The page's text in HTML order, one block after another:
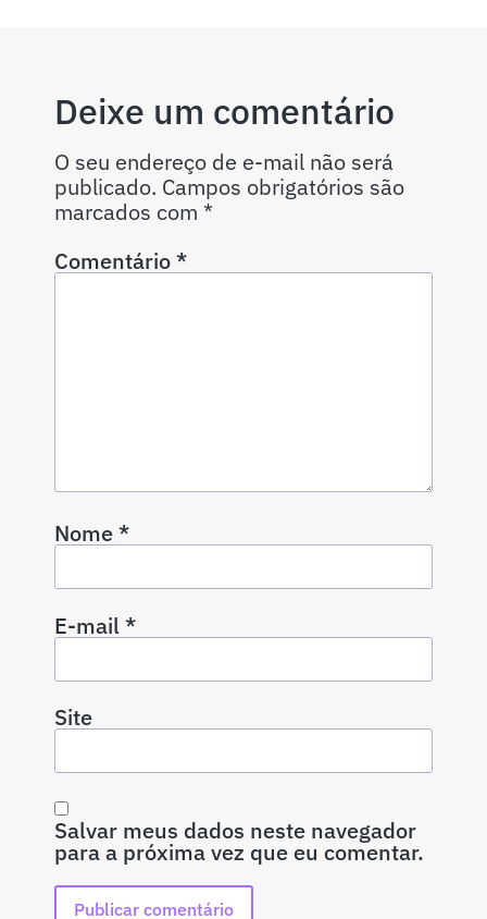
Deixe um comentário
O seu endereço de e-mail não será
publicado. Campos obrigatórios são
marcados com *
Comentário*
Nome*
E-mail*
Site
Salvar meus dados neste navegador
para a próxima vez que eu comentar.